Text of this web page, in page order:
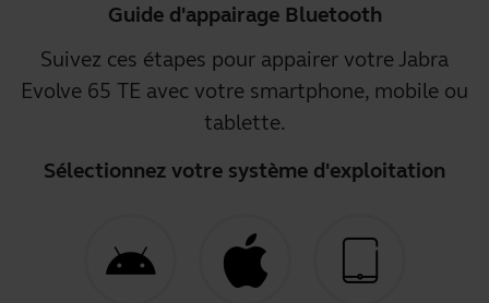
Guide d'appairage Bluetooth
Suivez ces étapes pour appairer votre Jabra
Evolve 65 TE avec votre smartphone, mobile ou
tablette.
Sélectionnez votre système d'exploitation